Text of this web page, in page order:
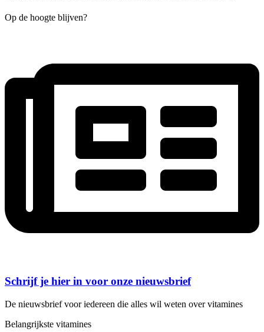
Op de hoogte blijven?
Schrijf je hier in voor onze nieuwsbrief
De nieuwsbrief voor iedereen die alles wil weten over vitamines
Belangrijkste vitamines